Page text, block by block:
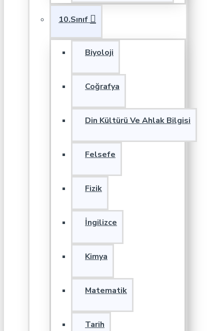
10.Sınıf
Biyoloji
Coğrafya
Din Kültürü Ve Ahlak Bilgisi
Felsefe
Fizik
İngilizce
Kimya
Matematik
Tarih